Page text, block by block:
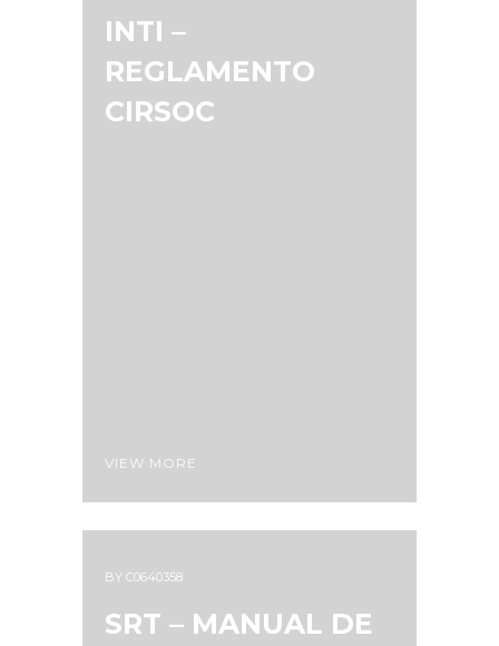
INTI –
REGLAMENTO
CIRSOC
VIEW MORE
BY C0640358
SRT – MANUAL DE